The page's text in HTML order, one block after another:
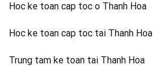
Hoc ke toan cap toc o Thanh Hoa
Hoc ke toan cap toc tai Thanh Hoa
Trung tam ke toan tai Thanh Hoa